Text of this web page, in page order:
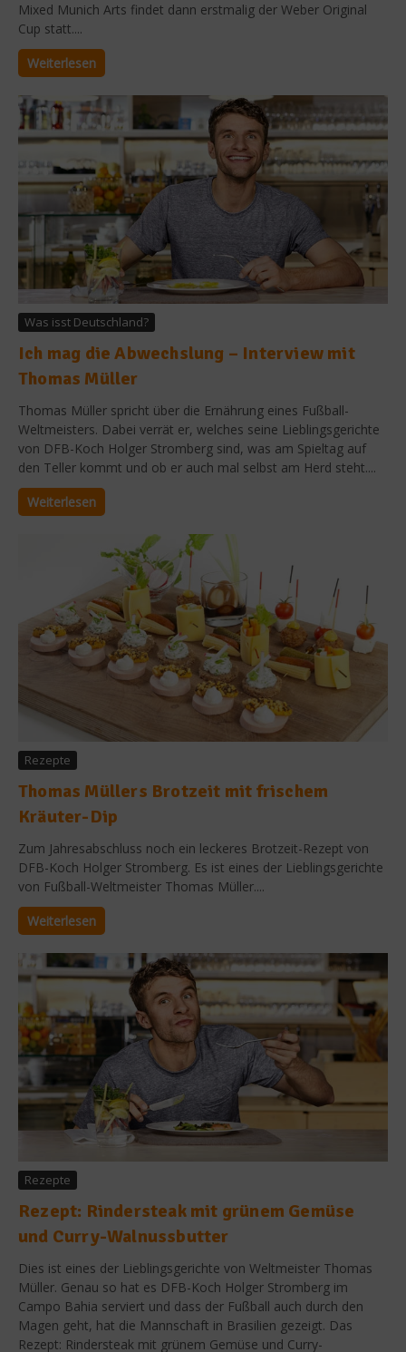
Mixed Munich Arts findet dann erstmalig der Weber Original
Cup statt....
Weiterlesen
Was isst Deutschland?
Ich mag die Abwechslung – Interview mit
Thomas Müller
Thomas Müller spricht über die Ernährung eines Fußball-
Weltmeisters. Dabei verrät er, welches seine Lieblingsgerichte
von DFB-Koch Holger Stromberg sind, was am Spieltag auf
den Teller kommt und ob er auch mal selbst am Herd steht....
Weiterlesen
Rezepte
Thomas Müllers Brotzeit mit frischem
Kräuter-Dip
Zum Jahresabschluss noch ein leckeres Brotzeit-Rezept von
DFB-Koch Holger Stromberg. Es ist eines der Lieblingsgerichte
von Fußball-Weltmeister Thomas Müller....
Weiterlesen
Rezepte
Rezept: Rindersteak mit grünem Gemüse
und Curry-Walnussbutter
Dies ist eines der Lieblingsgerichte von Weltmeister Thomas
Müller. Genau so hat es DFB-Koch Holger Stromberg im
Campo Bahia serviert und dass der Fußball auch durch den
Magen geht, hat die Mannschaft in Brasilien gezeigt. Das
Rezept: Rindersteak mit grünem Gemüse und Curry-